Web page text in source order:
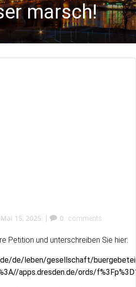
marsch!
Mai 15, 2025 | 0 comments
Petition und unterschreiben Sie hier:
de/leben/gesellschaft/
apps.dresden.de/ords/